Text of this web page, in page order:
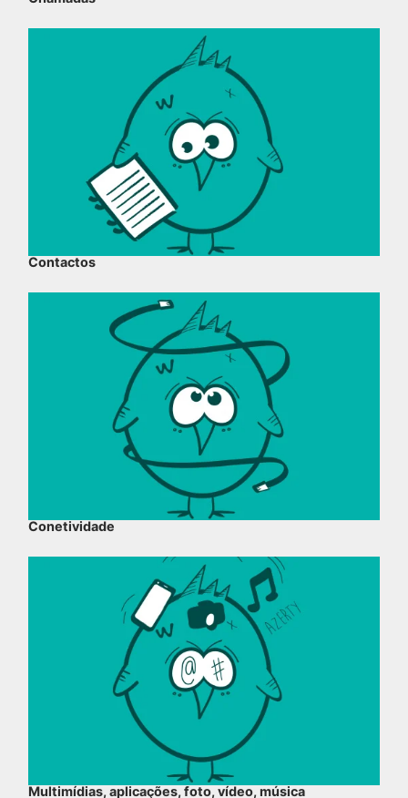
Contactos
Conetividade
Multimídias, aplicações, foto, vídeo, música